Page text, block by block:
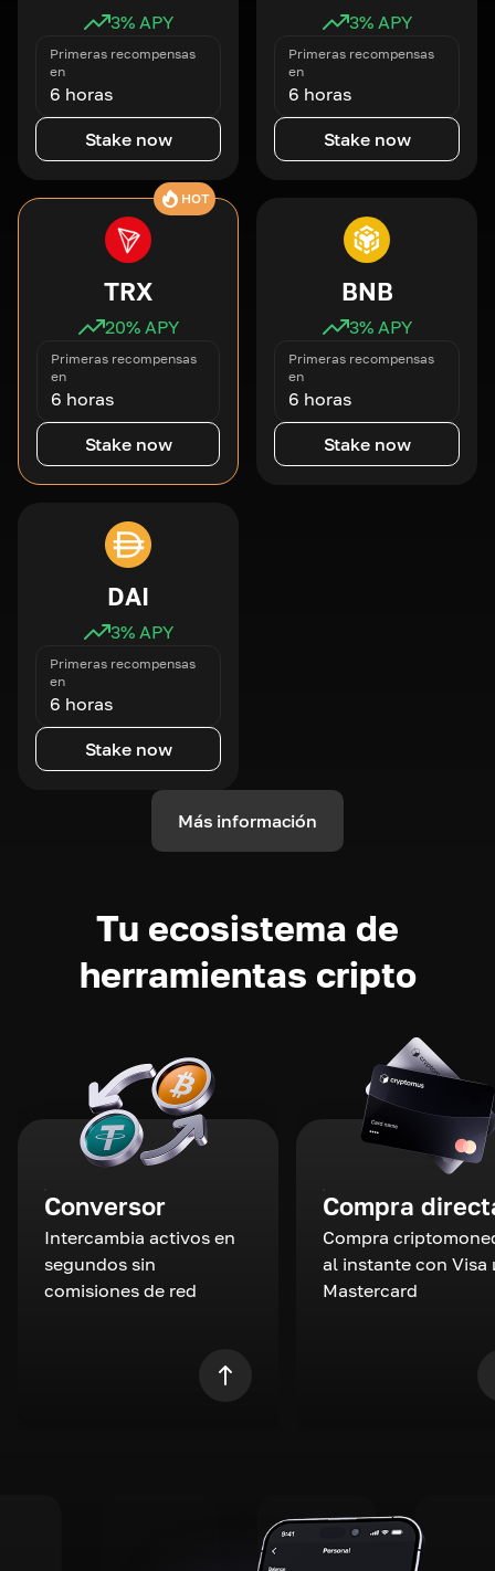
3% APY
Primeras recompensas
en
6 horas
Stake now
3% APY
Primeras recompensas
en
6 horas
Stake now
HOT
TRX
20% APY
Primeras recompensas
en
6 horas
Stake now
BNB
3% APY
Primeras recompensas
en
6 horas
Stake now
DAI
3% APY
Primeras recompensas
en
6 horas
Stake now
Más información
Tu ecosistema de
herramientas cripto
Conversor
Intercambia activos en
segundos sin
comisiones de red
Compra
Compra
al instante con Visa
Mastercard